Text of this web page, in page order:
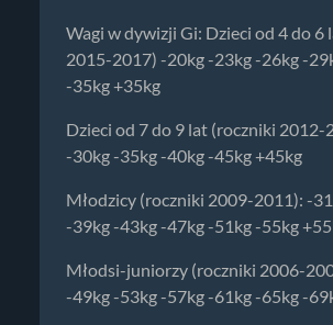
Wagi w dywizji Gi: Dzieci od 4 do 6
2015-2017) -20kg -23kg -26kg -
-35kg +35kg
Dzieci od 7 do 9 lat (roczniki 2012-
-30kg -35kg -40kg -45kg +45kg
Młodzicy (roczniki 2009-2011): -
-39kg -43kg -47kg -51kg -55kg
Młodsi-juniorzy (roczniki 2006-
-49kg -53kg -57kg -61kg -65kg -